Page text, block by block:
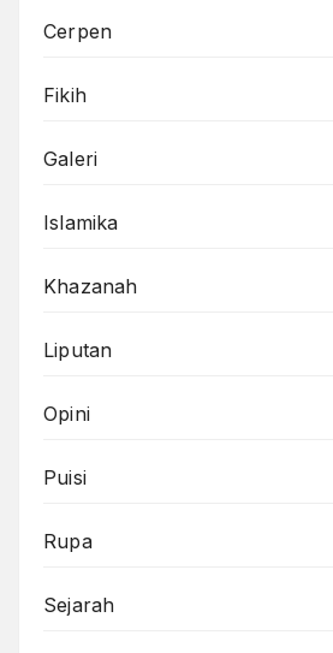
Cerpen
Fikih
Galeri
Islamika
Khazanah
Liputan
Opini
Puisi
Rupa
Sejarah